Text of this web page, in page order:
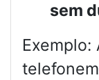
sem
Exemplo: